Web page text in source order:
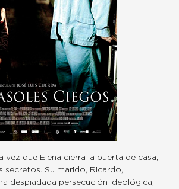
vez que Elena cierra la puerta de casa,
secretos. Su marido, Ricardo,
despiadada persecución ideológica,